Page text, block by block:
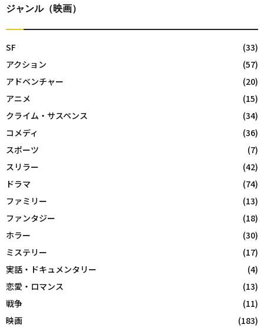
ジャンル（映画）
SF
(33)
アクション
(57)
アドベンチャー
(20)
アニメ
(15)
クライム・サスペンス
(34)
コメディ
(36)
スポーツ
(7)
スリラー
(42)
ドラマ
(74)
ファミリー
(13)
ファンタジー
(18)
ホラー
(30)
ミステリー
(17)
実話・ドキュメンタリー
(4)
恋愛・ロマンス
(13)
戦争
(11)
映画
(183)